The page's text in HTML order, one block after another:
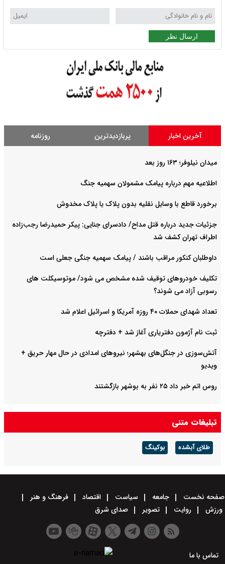
ارسال نظر
آخرین اخبار پربازدیدترین روزنامه
میدان نیلوفر؛ ۱۶۳ روز بعد
اطلاعیه مهم درباره پیامک مشمولان سهمیه جنگ
برخورد قاطع با وسایل نقلیه بدون پلاک یا پلاک مخدوش
جزئیات جدید درباره قتل مداح/ دادسرای جنایی: پیکر حمیدرضا رجب‌زاده
اطراف تهران کشف شد
داوطلبان کنکور مراقب باشند / پیامک سهمیه جنگی جعلی است
تکلیف خودروهای توقیف شده مشخص می شود/ موتوسیکلت های
رسوبی آزاد می شوند؟
تعداد شهدای حملات ۴۰ روزه آمریکا و اسرائیل اعلام شد
ثبت نام آژمون دفتریاری آغاز شد + دفترچه
آتش‌سوزی در جنگل‌های بهشهر؛ نیرو‌های امدادی در حال مهار حریق +
ویدیو
روس اتم خبر داد ۲۵ نفر به بوشهر بازگشتند
تبلیغات متنی
طلای آبشده بوکینگ
صفحه نخست جامعه سیاست اقتصاد
فرهنگ و هنر
ورزش
روایت تصویر صدای شرق
تماس با ما